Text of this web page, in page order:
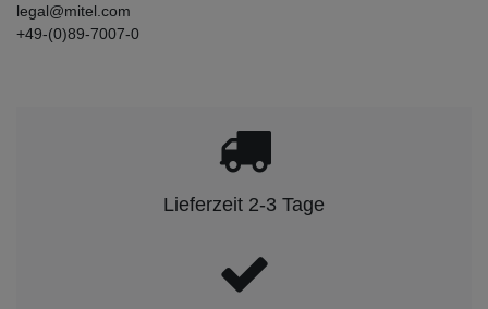
legal@mitel.com
+49-(0)89-7007-0
Lieferzeit 2-3 Tage